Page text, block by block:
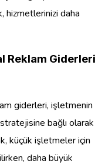
hizmetlerinizi daha
Reklam Giderleri
giderleri, işletmenin
bağlı olarak
küçük işletmeler için
daha büyük